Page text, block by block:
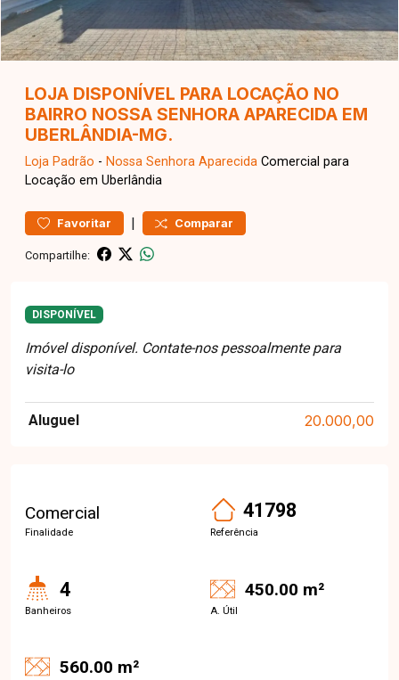
LOJA DISPONÍVEL PARA LOCAÇÃO NO
BAIRRO NOSSA SENHORA APARECIDA EM
UBERLÂNDIA-MG.
Loja Padrão - Nossa Senhora Aparecida Comercial para
Locação em Uberlândia
Favoritar | Comparar
Compartilhe:
DISPONÍVEL
Imóvel disponível. Contate-nos pessoalmente para
visita-lo
Aluguel 20.000,00
Comercial
Finalidade
41798
Referência
4
Banheiros
450.00 m²
A. Útil
560.00 m²